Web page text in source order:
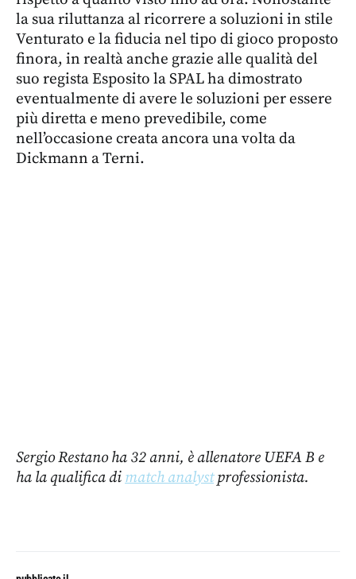
la sua riluttanza al ricorrere a soluzioni in stile
Venturato e la fiducia nel tipo di gioco proposto
finora, in realtà anche grazie alle qualità del
suo regista Esposito la SPAL ha dimostrato
eventualmente di avere le soluzioni per essere
più diretta e meno prevedibile, come
nell’occasione creata ancora una volta da
Dickmann a Terni.
Sergio Restano ha 32 anni, è allenatore UEFA B e
ha la qualifica di match analystprofessionista.